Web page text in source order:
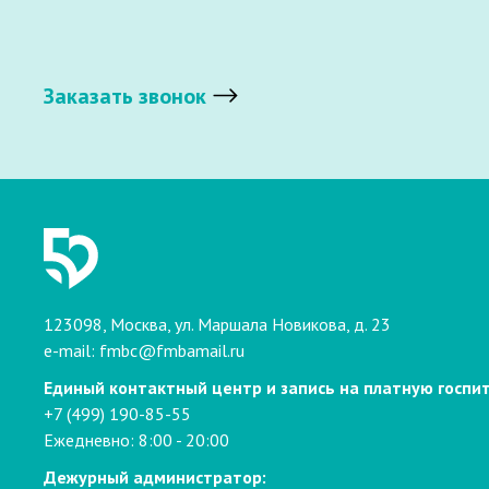
Заказать звонок
123098, Москва, ул. Маршала Новикова, д. 23
e-mail: fmbc@fmbamail.ru
Единый контактный центр и запись на платную
+7 (499) 190-85-55
Ежедневно: 8:00 - 20:00
Дежурный администратор: